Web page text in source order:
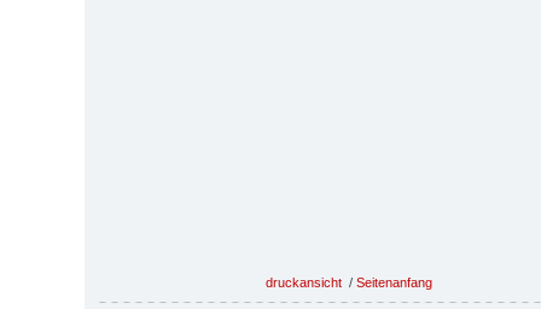
druckansicht / Seitenanfang